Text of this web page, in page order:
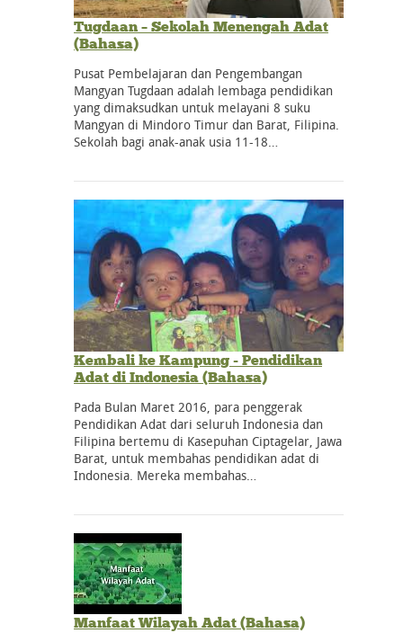
Tugdaan – Sekolah Menengah Adat
(Bahasa)
Pusat Pembelajaran dan Pengembangan
Mangyan Tugdaan adalah lembaga pendidikan
yang dimaksudkan untuk melayani 8 suku
Mangyan di Mindoro Timur dan Barat, Filipina.
Sekolah bagi anak-anak usia 11-18…
Kembali ke Kampung - Pendidikan
Adat di Indonesia (Bahasa)
Pada Bulan Maret 2016, para penggerak
Pendidikan Adat dari seluruh Indonesia dan
Filipina bertemu di Kasepuhan Ciptagelar, Jawa
Barat, untuk membahas pendidikan adat di
Indonesia. Mereka membahas…
Manfaat Wilayah Adat (Bahasa)